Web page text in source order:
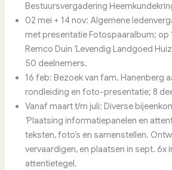
Bestuursvergadering
02 mei + 14 nov: Algemene
met presentatie Fotospaaralbum; op
Remco Duin ‘Levendig Landgoed
50 deelnemers.
16 feb: Bezoek van fam. Hanenberg
rondleiding en foto-presentatie; 8
Vanaf maart t/m juli: Diverse
‘Plaatsing informatiepanelen en
teksten, foto’s en samenstellen.
vervaardigen, en plaatsen in sept. 6x
attentietegel.